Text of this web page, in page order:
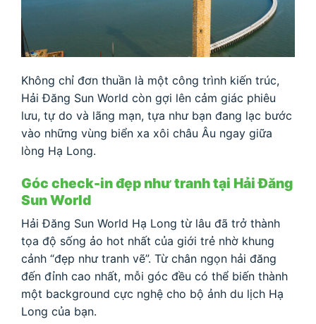
Không chỉ đơn thuần là một công trình kiến trúc,
Hải Đăng Sun World còn gợi lên cảm giác phiêu
lưu, tự do và lãng mạn, tựa như bạn đang lạc bước
vào những vùng biển xa xôi châu Âu ngay giữa
lòng Hạ Long.
Góc check-in đẹp như tranh tại Hải Đăng
Sun World
Hải Đăng Sun World Hạ Long từ lâu đã trở thành
tọa độ sống ảo hot nhất của giới trẻ nhờ khung
cảnh “đẹp như tranh vẽ”. Từ chân ngọn hải đăng
đến đỉnh cao nhất, mỗi góc đều có thể biến thành
một background cực nghệ cho bộ ảnh du lịch Hạ
Long của bạn.